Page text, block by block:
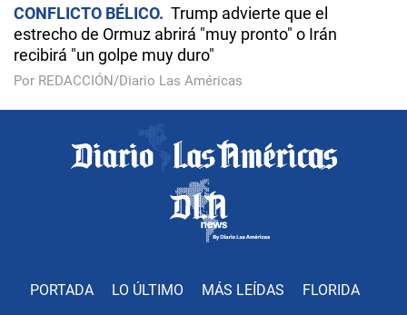
CONFLICTO BÉLICO
Trump advierte que el
estrecho de Ormuz abrirá "muy pronto" o Irán
recibirá "un golpe muy duro"
Por REDACCIÓN/Diario Las Américas
PORTADA LO ÚLTIMO MÁS LEÍDAS FLORIDA